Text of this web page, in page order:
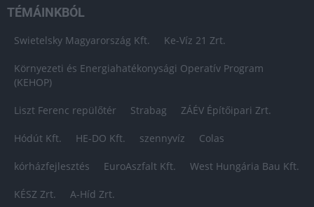
TÉMÁINKBÓL
Swietelsky Magyarország Kft. Ke-Víz 21 Zrt.
Környezeti és Energiahatékonysági Operatív Program
(KEHOP)
Liszt Ferenc repülőtér Strabag ZÁÉV Építőipari Zrt.
Hódút Kft. HE-DO Kft. szennyvíz Colas
kórházfejlesztés EuroAszfalt Kft. West Hungária Bau Kft.
KÉSZ Zrt. A-Híd Zrt.